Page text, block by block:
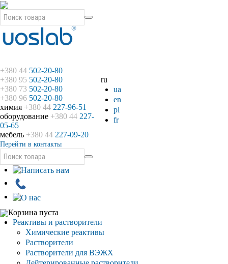
ru
ua
en
pl
fr
+380 44 502-20-80
+380 95 502-20-80
+380 73 502-20-80
+380 96 502-20-80
химия +380 44 227-96-51
оборудование +380 44 227-
05-65
мебель +380 44 227-09-20
Перейти в контакты
Корзина пуста
Реактивы и растворители
Химические реактивы
Растворители
Растворители для ВЭЖХ